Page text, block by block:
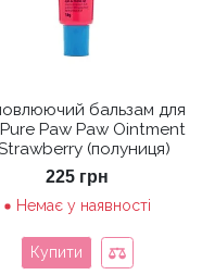
бальзам для
Paw Paw Ointment
(полуниця)
225 грн
Немає у наявності
Купити